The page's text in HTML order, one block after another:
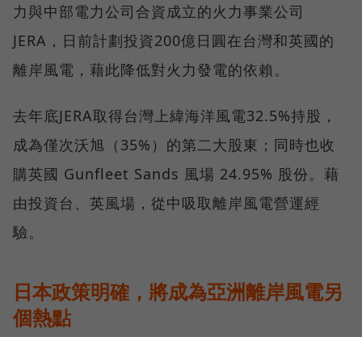
力與中部電力公司合資成立的火力事業公司
JERA，日前計劃投資200億日圓在台灣和英國的
離岸風電，藉此降低對火力發電的依賴。
去年底JERA取得台灣上緯海洋風電32.5%持股，
成為僅次沃旭（35%）的第二大股東；同時也收
購英國 Gunfleet Sands 風場 24.95% 股份。藉
由投資台、英風場，從中吸取離岸風電營運經
驗。
日本政策明確，將成為亞洲離岸風電另
個熱點